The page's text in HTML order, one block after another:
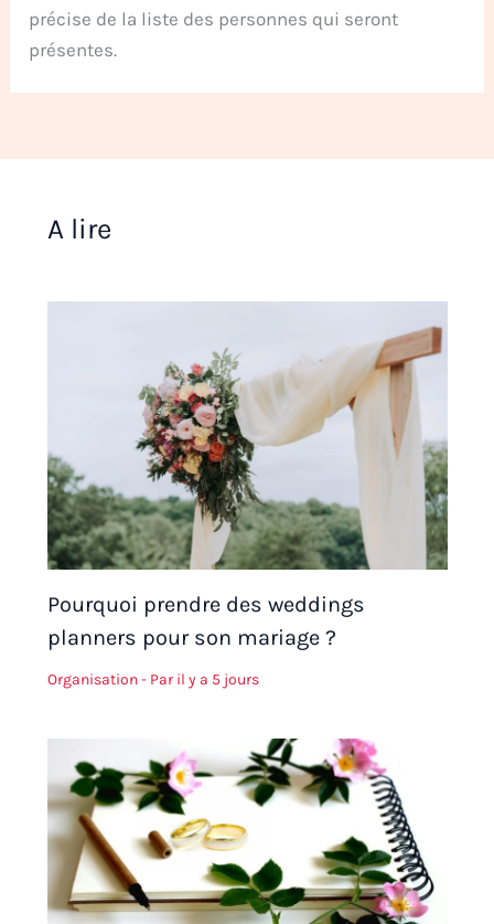
précise de la liste des personnes qui seront
présentes.
A lire
Pourquoi prendre des weddings
planners pour son mariage ?
Organisation- Par il y a 5 jours